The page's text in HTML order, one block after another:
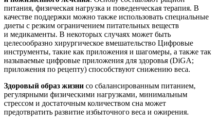
питания, физическая нагрузка и поведенческая терапия. В
качестве поддержки можно также использовать специальные
диеты с резким ограничением питательных веществ
и медикаменты. В некоторых случаях может быть
целесообразно хирургическое вмешательство Цифровые
инструменты, такие как приложения и шагомеры, а также так
называемые цифровые приложения для здоровья (DiGA;
приложения по рецепту) способствуют снижению веса.
Здоровый образ жизни со сбалансированным питанием,
регулярными физическими нагрузками, минимальным
стрессом и достаточным количеством сна может
предотвратить развитие избыточного веса и ожирения.